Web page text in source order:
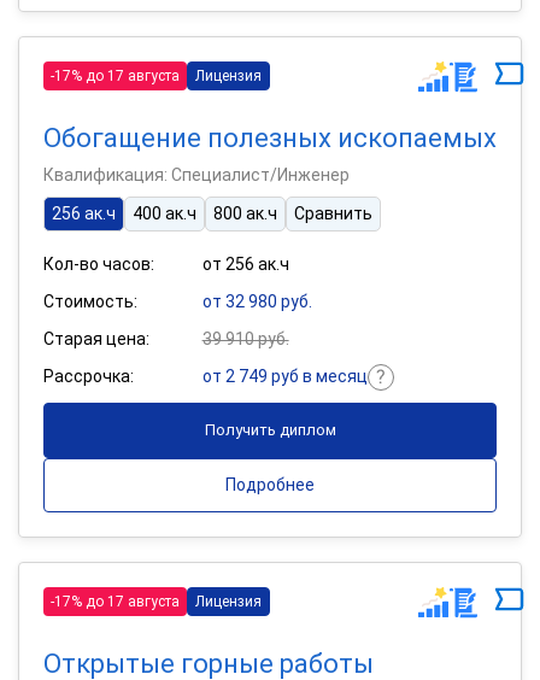
-17% до 17 августа Лицензия
Обогащение полезных ископаемых
Квалификация: Специалист/Инженер
256 ак.ч
400 ак.ч 800 ак.ч Сравнить
Кол-во часов:
от 256 ак.ч
Стоимость:
от 32 980 руб.
Старая цена:
39 910 руб.
Рассрочка:
от 2 749 руб в месяц
Получить диплом
Подробнее
-17% до 17 августа Лицензия
Открытые горные работы